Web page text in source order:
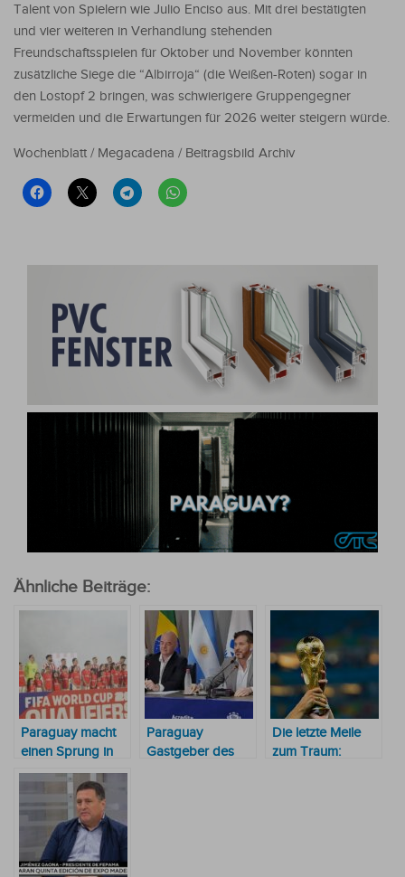
Talent von Spielern wie Julio Enciso aus. Mit drei bestätigten
und vier weiteren in Verhandlung stehenden
Freundschaftsspielen für Oktober und November könnten
zusätzliche Siege die “Albirroja“ (die Weißen-Roten) sogar in
den Lostopf 2 bringen, was schwierigere Gruppengegner
vermeiden und die Erwartungen für 2026 weiter steigern würde.
Wochenblatt / Megacadena / Beitragsbild Archiv
Ähnliche Beiträge:
Paraguay macht
einen Sprung in
der FIFA-Rangliste
Paraguay
Gastgeber des
Die letzte Meile
zum Traum: